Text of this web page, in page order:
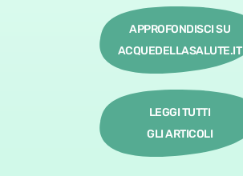
APPROFONDISCI SU
ACQUEDELLASALUTE.IT
LEGGI TUTTI
GLI ARTICOLI